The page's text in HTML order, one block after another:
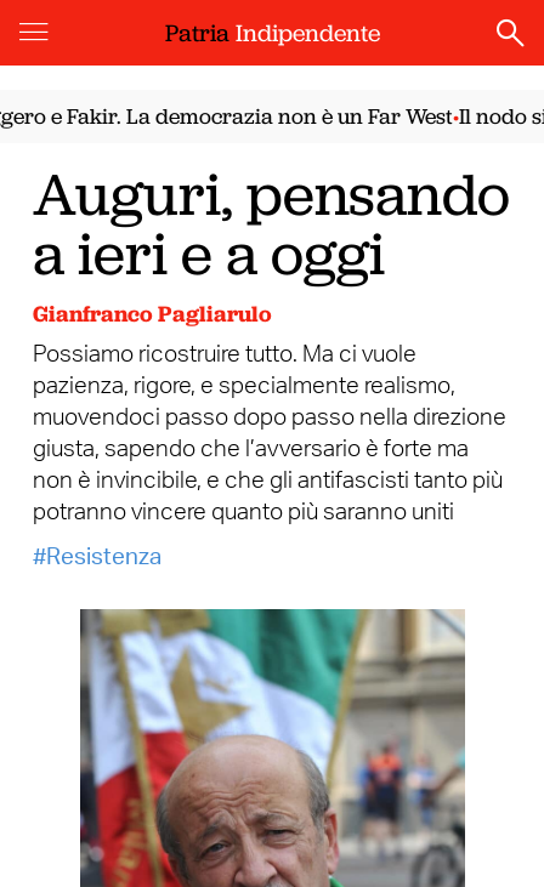
PatriaIndipendente
e Fakir. La democrazia non è un Far West•Il nodo
Auguri, pensando
a ieri e a oggi
Gianfranco Pagliarulo
Possiamo ricostruire tutto. Ma ci vuole
pazienza, rigore, e specialmente realismo,
muovendoci passo dopo passo nella direzione
giusta, sapendo che l’avversario è forte ma
non è invincibile, e che gli antifascisti tanto più
potranno vincere quanto più saranno uniti
Resistenza